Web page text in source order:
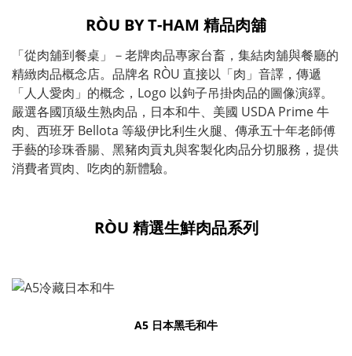
RÒU BY T-HAM 精品肉舖
「從肉舖到餐桌」－老牌肉品專家台畜，集結肉舖與餐廳的
精緻肉品概念店。品牌名 RÒU 直接以「肉」音譯，傳遞
「人人愛肉」的概念，Logo 以鉤子吊掛肉品的圖像演繹。
嚴選各國頂級生熟肉品，日本和牛、美國 USDA Prime 牛
肉、西班牙 Bellota 等級伊比利生火腿、傳承五十年老師傅
手藝的珍珠香腸、黑豬肉貢丸與客製化肉品分切服務，提供
消費者買肉、吃肉的新體驗。
RÒU 精選生鮮肉品系列
A5 日本黑毛和牛